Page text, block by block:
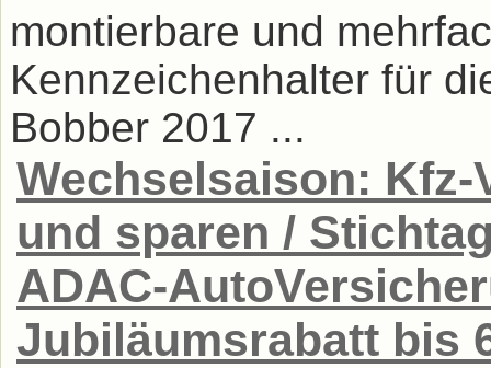
montierbare und
Kennzeichenhalter für
Bobber 2017 ...
Wechselsaison:
und sparen /
ADAC-
Jubiläumsrabatt bis